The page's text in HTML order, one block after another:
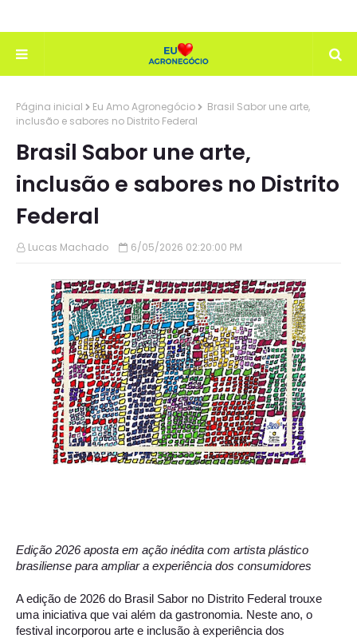
Página inicial Eu Amo Agronegócio
Brasil Sabor une arte,
inclusão e sabores no Distrito Federal
Brasil Sabor une arte,
inclusão e sabores no Distrito
Federal
Lucas Machado 6/05/2026 02:20:00 PM
Edição 2026 aposta em ação inédita com artista plástico
brasiliense para ampliar a experiência dos consumidores
A edição de 2026 do Brasil Sabor no Distrito Federal trouxe
uma iniciativa que vai além da gastronomia. Neste ano, o
festival incorporou arte e inclusão à experiência dos